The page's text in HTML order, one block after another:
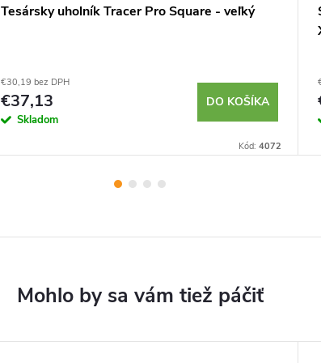
Tesársky uholník Tracer Pro Square - veľký
€30,19 bez DPH
€37,13
Skladom
DO KOŠÍKA
Kód: 4072